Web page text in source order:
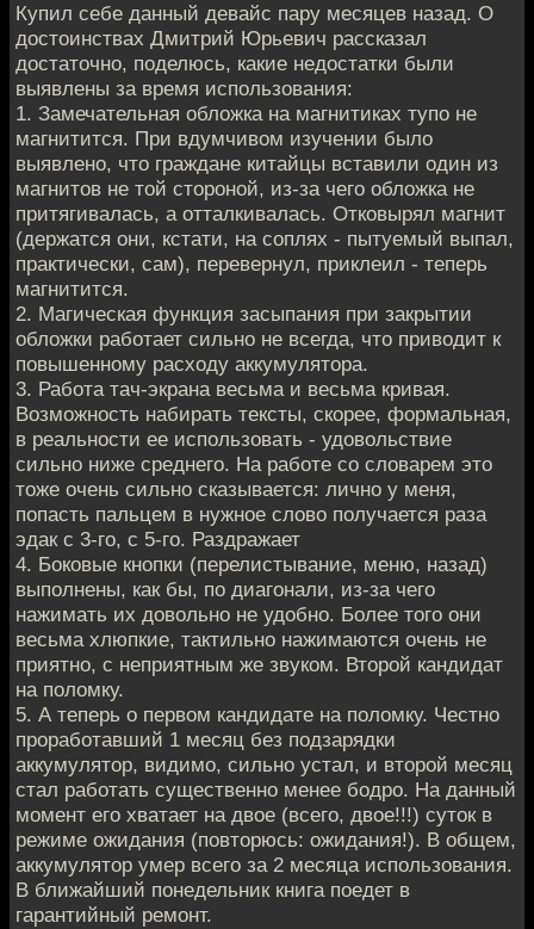
Купил себе данный девайс пару месяцев назад. О
достоинствах Дмитрий Юрьевич рассказал
достаточно, поделюсь, какие недостатки были
выявлены за время использования:
1. Замечательная обложка на магнитиках тупо не
магнитится. При вдумчивом изучении было
выявлено, что граждане китайцы вставили один из
магнитов не той стороной, из-за чего обложка не
притягивалась, а отталкивалась. Отковырял магнит
(держатся они, кстати, на соплях - пытуемый выпал,
практически, сам), перевернул, приклеил - теперь
магнитится.
2. Магическая функция засыпания при закрытии
обложки работает сильно не всегда, что приводит к
повышенному расходу аккумулятора.
3. Работа тач-экрана весьма и весьма кривая.
Возможность набирать тексты, скорее, формальная,
в реальности ее использовать - удовольствие
сильно ниже среднего. На работе со словарем это
тоже очень сильно сказывается: лично у меня,
попасть пальцем в нужное слово получается раза
эдак с 3-го, с 5-го. Раздражает
4. Боковые кнопки (перелистывание, меню, назад)
выполнены, как бы, по диагонали, из-за чего
нажимать их довольно не удобно. Более того они
весьма хлюпкие, тактильно нажимаются очень не
приятно, с неприятным же звуком. Второй кандидат
на поломку.
5. А теперь о первом кандидате на поломку. Честно
проработавший 1 месяц без подзарядки
аккумулятор, видимо, сильно устал, и второй месяц
стал работать существенно менее бодро. На данный
момент его хватает на двое (всего, двое!!!) суток в
режиме ожидания (повторюсь: ожидания!). В общем,
аккумулятор умер всего за 2 месяца использования.
В ближайший понедельник книга поедет в
гарантийный ремонт.